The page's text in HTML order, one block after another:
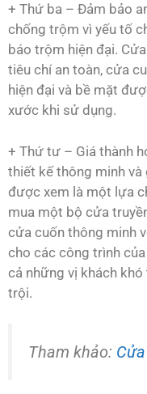
+ Thứ ba – Đảm bảo
chống trộm vì yếu tố
báo trộm hiện đại.
tiêu chí an toàn, cửa
hiện đại và bề mặt
xước khi sử dụng.
+ Thứ tư – Giá thành
thiết kế thông minh và
được xem là một lựa
mua một bộ cửa
cửa cuốn thông minh
cho các công trình
cả những vị khách
trội.
Tham khảo: